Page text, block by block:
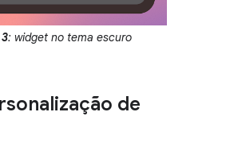
: widget no tema escuro
de